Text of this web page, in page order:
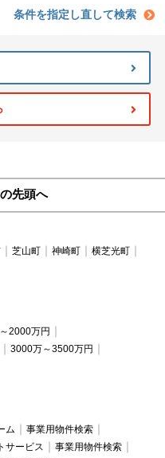
条件を指定し直して検索
先頭へ
芝山町 神崎町
横芝光町
2000万円
3000万～3500万円
ム
事業用物件検索
サービス
事業用物件検索